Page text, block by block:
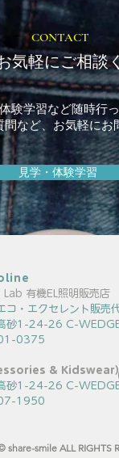
CONTACT
気軽にご相談
験学習など随時行っ
問など、お気軽にお
見学・体験学習
有機EL照明販売店
コ・エクセレント販売
砂1-24-26 C-
0375
& Kidswear
砂1-24-26 C-
1950
smile ALL RIGHTS